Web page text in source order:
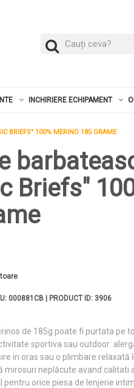
INCHIRIERE ECHIPAMENT
BRIEFS" 100% MERINO 185 GRAME
Briefs"
000881CB | PRODUCT ID: 3906
de 185g poate fi purtata pe
sportiva sau outdoor:
in oras sau o plimbare relaxată
mirosuri neplăcute avand calitati
orice piesa de lenjerie